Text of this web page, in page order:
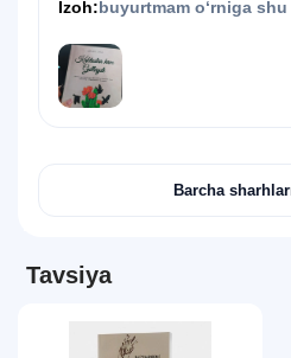
Izoh:buyurtmam o‘rniga
Barcha
Tavsiya